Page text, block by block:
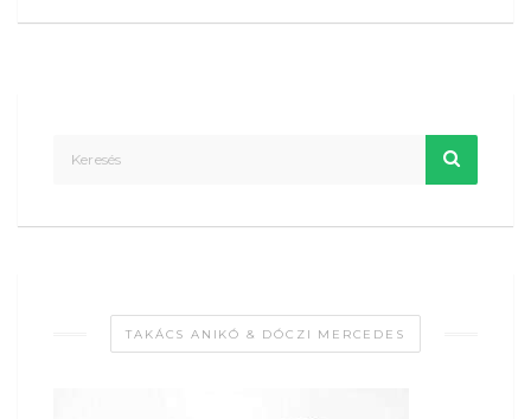
TAKÁCS ANIKÓ & DÓCZI MERCEDES